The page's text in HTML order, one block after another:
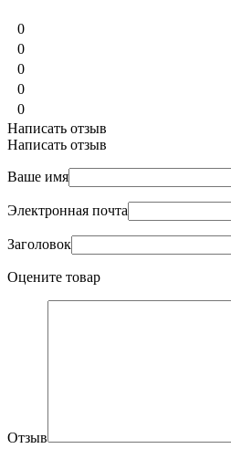
0
0
0
0
0
Написать отзыв
Написать отзыв
Ваше имя
Электронная почта
Заголовок
Оцените товар
Отзыв